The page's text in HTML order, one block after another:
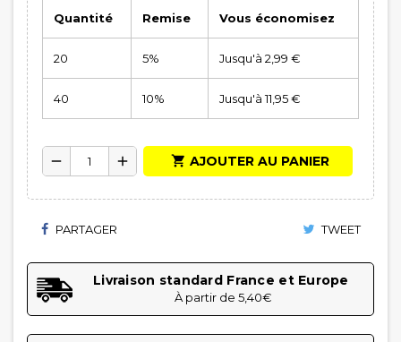
Quantité Remise Vous économisez
20 5% Jusqu'à 2,99 €
40 10% Jusqu'à 11,95 €
remove add  AJOUTER AU PANIER
PARTAGER TWEET
Livraison standard France et Europe
À partir de 5,40€